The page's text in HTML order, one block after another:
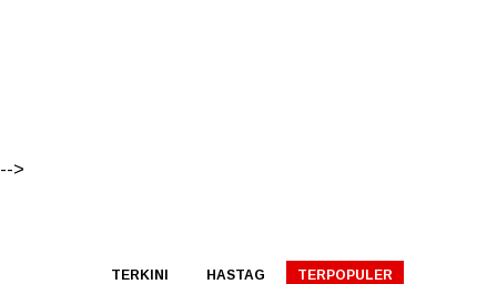
-->
TERKINI HASTAG TERPOPULER